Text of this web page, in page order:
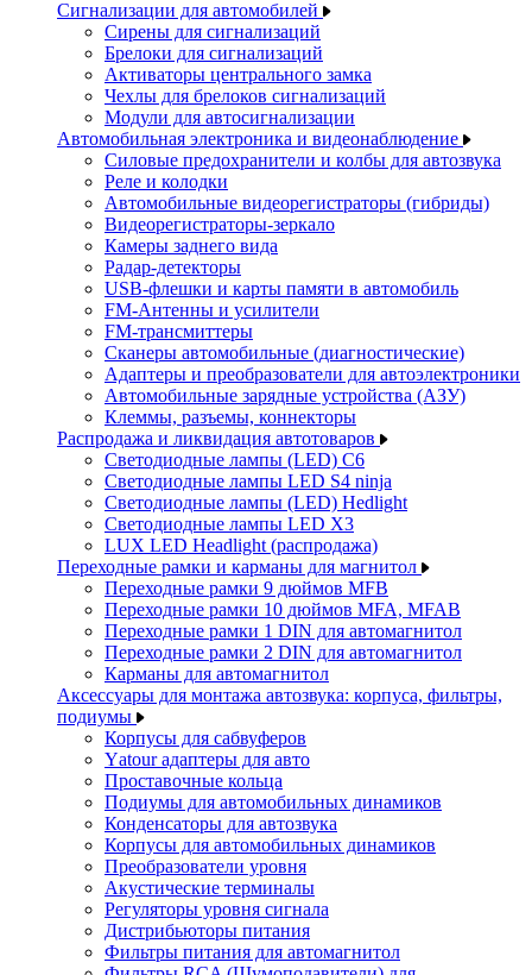
Сигнализации для автомобилей
Сирены для сигнализаций
Брелоки для сигнализаций
Активаторы центрального замка
Чехлы для брелоков сигнализаций
Модули для автосигнализации
Автомобильная электроника и видеонаблюдение
Силовые предохранители и колбы для автозвука
Реле и колодки
Автомобильные видеорегистраторы (гибриды)
Видеорегистраторы-зеркало
Камеры заднего вида
Радар-детекторы
USB-флешки и карты памяти в автомобиль
FM-Антенны и усилители
FM-трансмиттеры
Сканеры автомобильные (диагностические)
Адаптеры и преобразователи для автоэлектроники
Автомобильные зарядные устройства (АЗУ)
Клеммы, разъемы, коннекторы
Распродажа и ликвидация автотоваров
Светодиодные лампы (LED) C6
Светодиодные лампы LED S4 ninja
Светодиодные лампы (LED) Hedlight
Светодиодные лампы LED X3
LUX LED Headlight (распродажа)
Переходные рамки и карманы для магнитол
Переходные рамки 9 дюймов MFB
Переходные рамки 10 дюймов MFA, MFAB
Переходные рамки 1 DIN для автомагнитол
Переходные рамки 2 DIN для автомагнитол
Карманы для автомагнитол
Аксессуары для монтажа автозвука: корпуса, фильтры,
подиумы
Корпусы для сабвуферов
Yаtour адаптеры для авто
Проставочные кольца
Подиумы для автомобильных динамиков
Конденсаторы для автозвука
Корпусы для автомобильных динамиков
Преобразователи уровня
Акустические терминалы
Регуляторы уровня сигнала
Дистрибьюторы питания
Фильтры питания для автомагнитол